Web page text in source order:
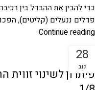
כדי להבין את ההבדל בין
פדלים ננעלים (קליטים),
Continue reading
28
נוב
מדריכים טכניים לאופניים